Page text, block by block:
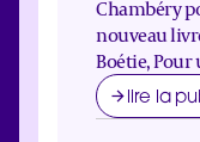
Chambéry
nouveau
Boétie,
lire la